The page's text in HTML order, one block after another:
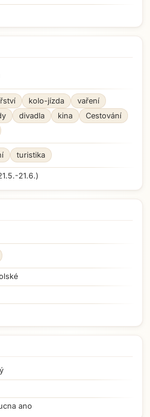
kolo-jízda
vaření
divadla kina
Cestování
turistika
21.6.)
ano